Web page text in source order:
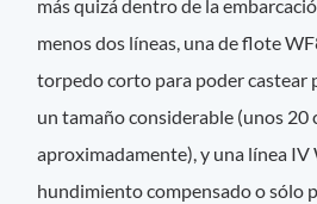
más quizá dentro de la
menos dos líneas, una de flote
torpedo corto para poder castear
un tamaño considerable (unos 20
aproximadamente), y una línea IV
hundimiento compensado o sólo